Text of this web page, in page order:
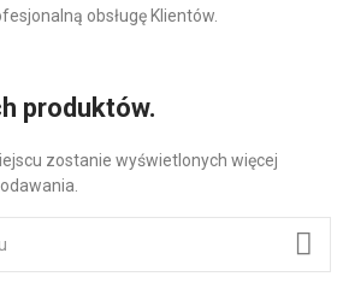
obsługę Klientów.
produktów.
zostanie wyświetlonych więcej